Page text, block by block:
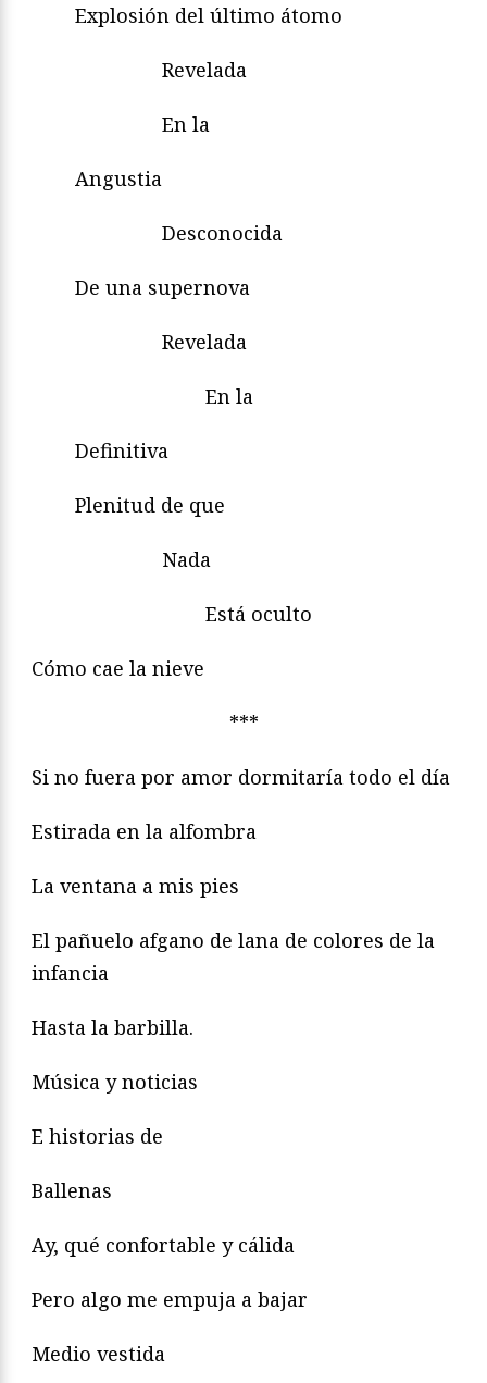
Explosión del último átomo
Revelada
En la
Angustia
Desconocida
De una supernova
Revelada
En la
Definitiva
Plenitud de que
Nada
Está oculto
Cómo cae la nieve
***
Si no fuera por amor dormitaría todo el día
Estirada en la alfombra
La ventana a mis pies
El pañuelo afgano de lana de colores de la
infancia
Hasta la barbilla.
Música y noticias
E historias de
Ballenas
Ay, qué confortable y cálida
Pero algo me empuja a bajar
Medio vestida